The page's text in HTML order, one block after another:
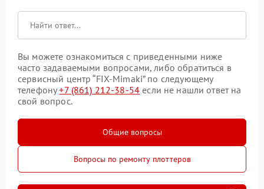
Вы можете ознакомиться с приведенными ниже
часто задаваемыми вопросами, либо обратиться в
сервисный центр “FIX-Mimaki” по следующему
телефону+7 (861) 212-38-54 если не нашли ответ на
свой вопрос.
Общие вопросы
Вопросы по ремонту плоттеров